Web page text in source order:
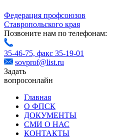
Федерация профсоюзов
Ставропольского края
Позвоните нам по телефонам:
35-46-75, факс 35-19-01
sovprof@list.ru
Задать
вопросонлайн
Главная
О ФПСК
ДОКУМЕНТЫ
СМИ О НАС
КОНТАКТЫ